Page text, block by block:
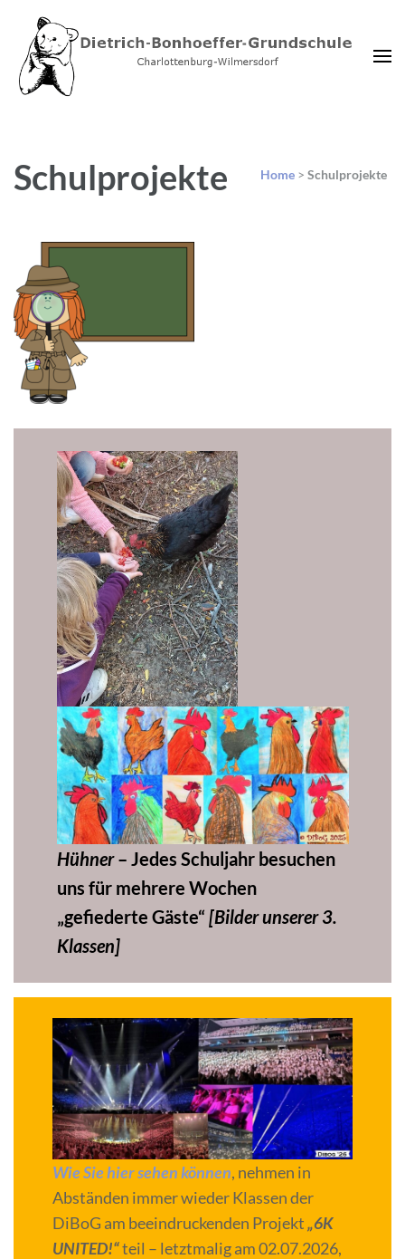
Schulprojekte Home > Schulprojekte
Hühner– Jedes Schuljahr besuchen
uns für mehrere Wochen
„gefiederte Gäste“ [Bilder unserer 3.
Klassen]
Wie Sie hier sehen können, nehmen in
Abständen immer wieder Klassen der
DiBoG am beeindruckenden Projekt„6K
UNITED!“teil – letztmalig am 02.07.2026,